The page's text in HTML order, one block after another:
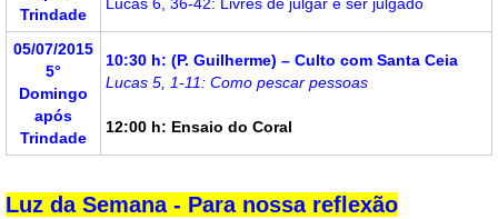
Trindade
05/07/2015
5°
Domingo
após
Trindade
10:30 h: (P. Guilherme) – Culto com Santa Ceia
Lucas 5, 1-11: Como pescar pessoas
12:00 h: Ensaio do Coral
Luz da Semana - Para nossa reflexão